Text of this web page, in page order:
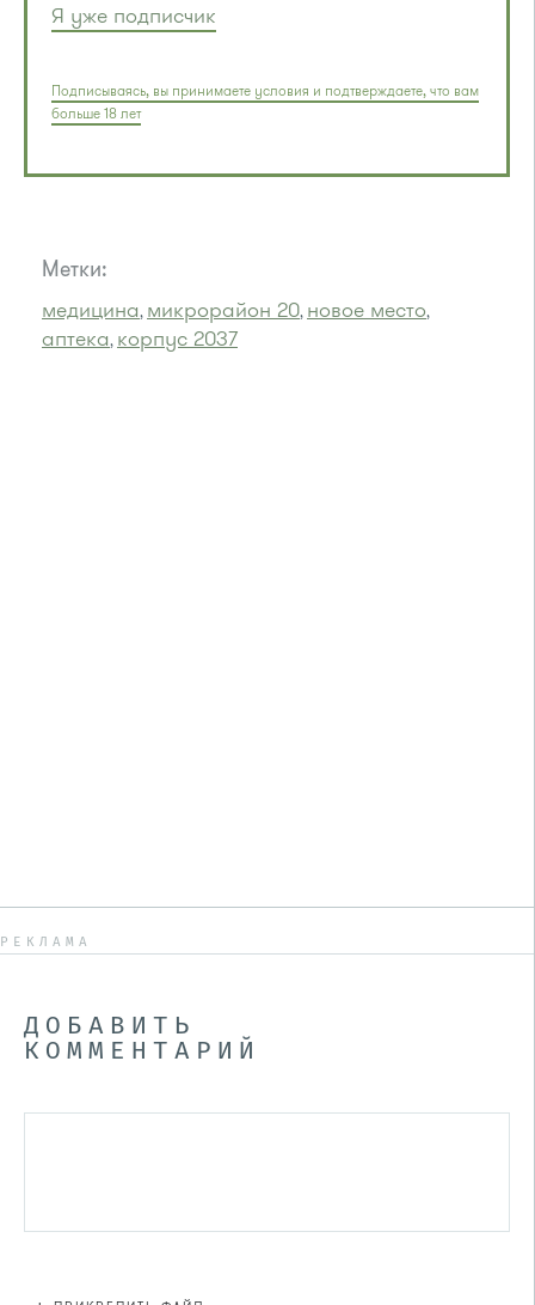
Я уже подписчик
Подписываясь, вы принимаете условия и подтверждаете, что вам
больше 18 лет
Метки:
медицина, микрорайон 20, новое место,
аптека, корпус 2037
РЕКЛАМА
ДОБАВИТЬ
КОММЕНТАРИЙ